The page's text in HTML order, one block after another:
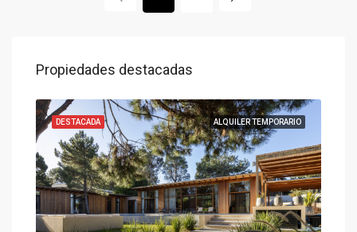
Propiedades destacadas
ALQUILER TEMPORARIO
DESTACADA